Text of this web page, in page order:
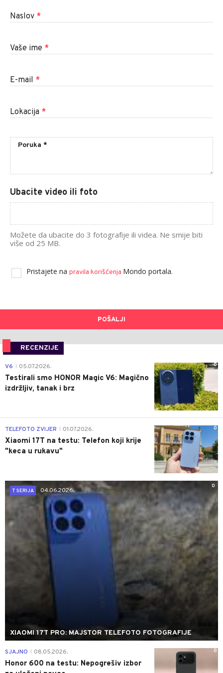
Naslov *
Vaše ime *
E-mail *
Lokacija *
Ubacite video ili foto
Možete da ubacite do 3 fotografije ili videa. Ne smije biti
više od 25 MB.
Pristajete na pravila korišćenja Mondo portala.
POŠALJI
RECENZIJE
0
V6 05.07.2026.
Testirali smo HONOR Magic V6: Magično
izdržljiv, tanak i brz
0
TELEFOTO ZVIJER 01.07.2026.
Xiaomi 17T na testu: Telefon koji krije
"keca u rukavu"
0
T SERIJA
04.06.2026.
XIAOMI 17T PRO: MAJSTOR TELEFOTO FOTOGRAFIJE
0
SJAJNO 08.05.2026.
Honor 600 na testu: Nepogrešiv izbor